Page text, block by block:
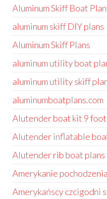
Aluminum Skiff Boat
aluminum skiff DIY plans
Aluminum Skiff Plans
aluminum utility boat
aluminum utility skiff
aluminumboatplans.com
Alutender boat kit 9 foot
Alutender inflatable
Alutender rib boat plans
Amerykanie
Amerykańscy czcigodni